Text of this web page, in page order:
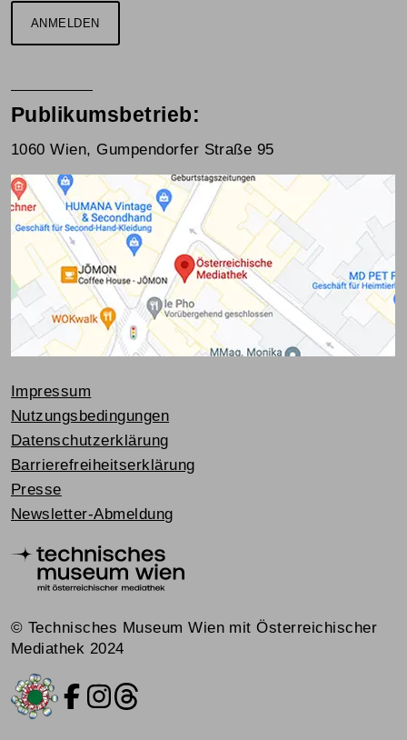
ANMELDEN
Publikumsbetrieb:
1060 Wien, Gumpendorfer Straße 95
Impressum
Nutzungsbedingungen
Datenschutzerklärung
Barrierefreiheitserklärung
Presse
Newsletter-Abmeldung
© Technisches Museum Wien mit Österreichischer
Mediathek 2024